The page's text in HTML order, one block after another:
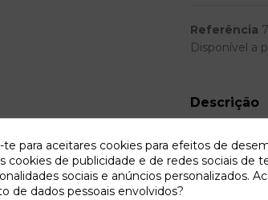
Referência
Disponível a
Descrição
Recambio
te para aceitares cookies para efeitos de
cookies de publicidade e de redes sociais de
sociais e anúncios personalizados.
de dados pessoais envolvidos?